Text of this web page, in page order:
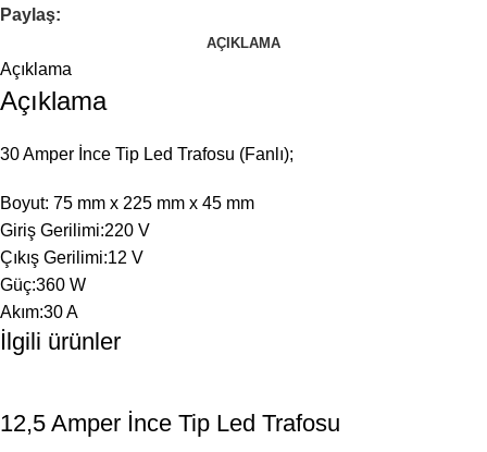
Paylaş:
AÇIKLAMA
Açıklama
Açıklama
30 Amper İnce Tip Led Trafosu (Fanlı);
Boyut: 75 mm x 225 mm x 45 mm
Giriş Gerilimi:220 V
Çıkış Gerilimi:12 V
Güç:360 W
Akım:30 A
İlgili ürünler
12,5 Amper İnce Tip Led Trafosu